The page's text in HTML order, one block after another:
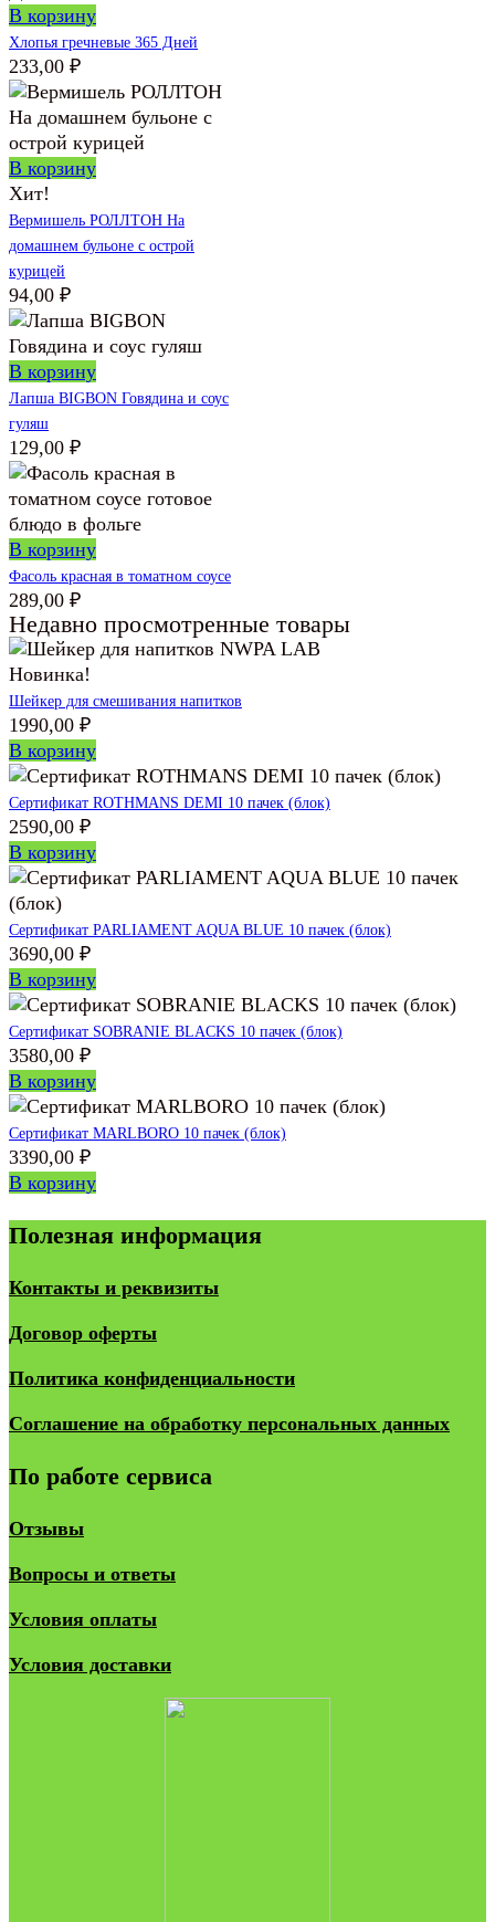
В корзину
Хлопья гречневые 365 Дней
233,00 ₽
В корзину
Хит!
Вермишель РОЛЛТОН На
домашнем бульоне с острой
курицей
94,00 ₽
В корзину
Лапша BIGBON Говядина и соус
гуляш
129,00 ₽
В корзину
Фасоль красная в томатном соусе
289,00 ₽
Недавно просмотренные товары
Новинка!
Шейкер для смешивания напитков
1990,00 ₽
В корзину
Сертификат ROTHMANS DEMI 10 пачек (блок)
2590,00 ₽
В корзину
Сертификат PARLIAMENT AQUA BLUE 10 пачек (блок)
3690,00 ₽
В корзину
Сертификат SOBRANIE BLACKS 10 пачек (блок)
3580,00 ₽
В корзину
Сертификат MARLBORO 10 пачек (блок)
3390,00 ₽
В корзину
Полезная информация
Контакты и реквизиты
Договор оферты
Политика конфиденциальности
Соглашение на обработку персональных данных
По работе сервиса
Отзывы
Вопросы и ответы
Условия оплаты
Условия доставки